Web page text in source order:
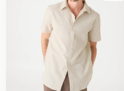
vzadu zaoblený spodný
lem. Možno prať v
práčke.